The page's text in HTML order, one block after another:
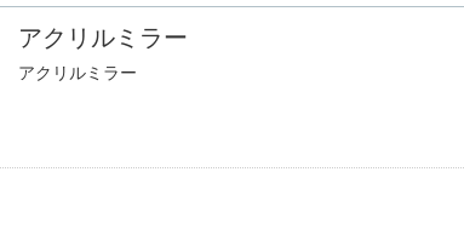
アクリルミラー
アクリルミラー